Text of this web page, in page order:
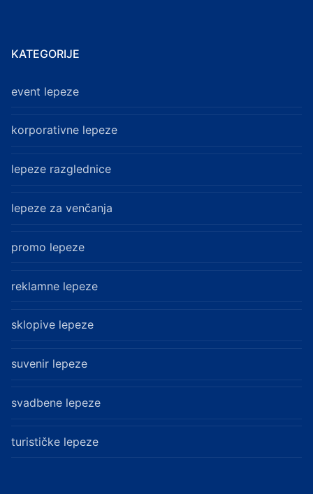
KATEGORIJE
event lepeze
korporativne lepeze
lepeze razglednice
lepeze za venčanja
promo lepeze
reklamne lepeze
sklopive lepeze
suvenir lepeze
svadbene lepeze
turističke lepeze